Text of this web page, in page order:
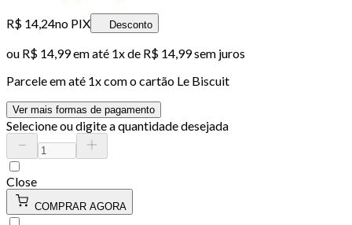
R$ 14,24no PIX Desconto
ou R$ 14,99em até 1x de R$ 14,99sem juros
Parcele em até 1x com o cartão Le Biscuit
Ver mais formas de pagamento
Selecione ou digite a quantidade desejada
Close
COMPRAR AGORA